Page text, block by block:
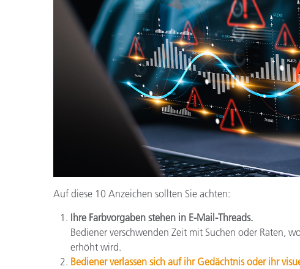
Auf diese 10 Anzeichen sollten Sie achten:
Ihre Farbvorgaben stehen in E-Mail-Threads.
Bediener verschwenden Zeit mit Suchen oder Raten,
erhöht wird.
Bediener verlassen sich auf ihr Gedächtnis oder ihr